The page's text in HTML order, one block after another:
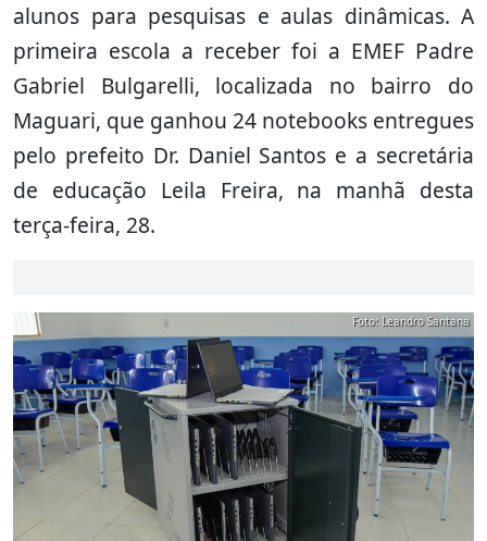
alunos para pesquisas e aulas dinâmicas. A
primeira escola a receber foi a EMEF Padre
Gabriel Bulgarelli, localizada no bairro do
Maguari, que ganhou 24 notebooks entregues
pelo prefeito Dr. Daniel Santos e a secretária
de educação Leila Freira, na manhã desta
terça-feira, 28.
Foto: Leandro Santana